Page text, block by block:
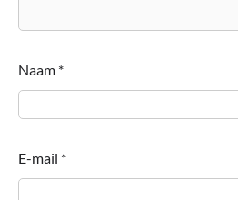
Naam *
E-mail *